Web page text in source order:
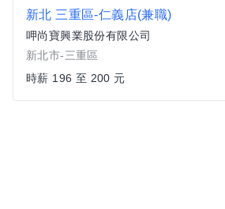
新北 三重區-仁義店(兼職)
呷尚寶興業股份有限公司
新北市-三重區
時薪 196 至 200 元